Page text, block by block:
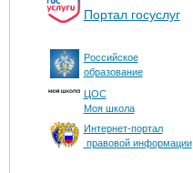
Портал госуслуг
Российское
образование
ЦОС
Моя школа
Интернет-портал
правовой информации